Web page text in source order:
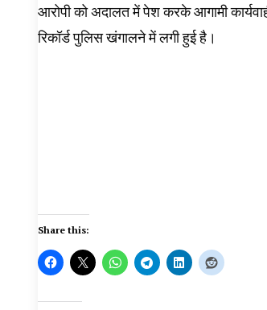
आरोपी को अदालत में पेश करके आगामी
रिकॉर्ड पुलिस खंगालने में लगी हुई है।
Share this: